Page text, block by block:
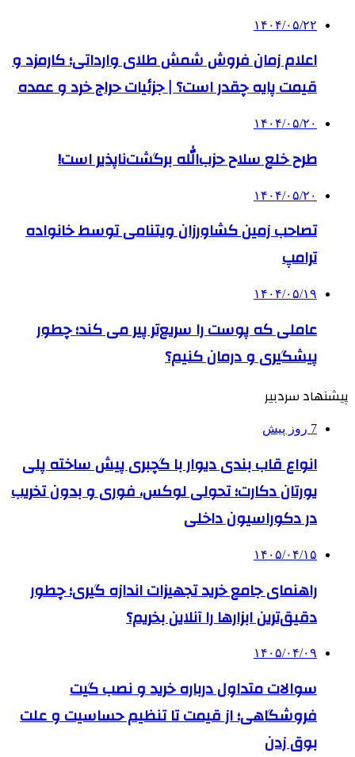
۱۴۰۴/۰۵/۲۲
اعلام زمان فروش شمش طلای وارداتی؛ کارمزد و
قیمت پایه چقدر است؟ | جزئیات حراج خرد و عمده
۱۴۰۴/۰۵/۲۰
طرح خلع سلاح حزب‌الله برگشت‌ناپذیر است!
۱۴۰۴/۰۵/۲۰
تصاحب زمین کشاورزان ویتنامی توسط خانواده
ترامپ
۱۴۰۴/۰۵/۱۹
عاملی که پوست را سریع‌تر پیر می کند؛ چطور
پیشگیری و درمان کنیم؟
پیشنهاد سردبیر
7 روز پیش
انواع قاب بندی دیوار با گچبری پیش ساخته پلی
یورتان دکارت؛ تحولی لوکس، فوری و بدون تخریب
در دکوراسیون داخلی
۱۴۰۵/۰۴/۱۵
راهنمای جامع خرید تجهیزات اندازه گیری؛ چطور
دقیق‌ترین ابزارها را آنلاین بخریم؟
۱۴۰۵/۰۴/۰۹
سوالات متداول درباره خرید و نصب گیت
فروشگاهی؛ از قیمت تا تنظیم حساسیت و علت
بوق زدن